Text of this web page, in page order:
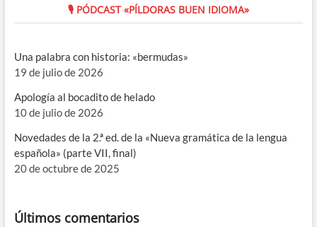
🎙 PÓDCAST «PÍLDORAS BUEN IDIOMA»
Una palabra con historia: «bermudas»
19 de julio de 2026
Apología al bocadito de helado
10 de julio de 2026
Novedades de la 2.ª ed. de la «Nueva gramática de la lengua
española» (parte VII, final)
20 de octubre de 2025
Últimos comentarios